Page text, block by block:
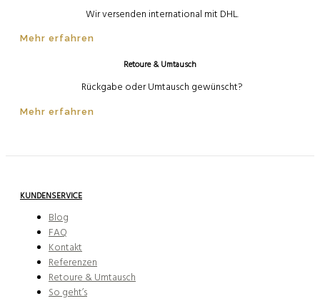
Wir versenden international mit DHL.
Mehr erfahren
Retoure & Umtausch
Rückgabe oder Umtausch gewünscht?
Mehr erfahren
KUNDENSERVICE
Blog
FAQ
Kontakt
Referenzen
Retoure & Umtausch
So geht’s